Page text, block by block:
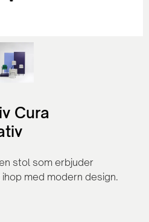
Cura
stol som erbjuder
med modern design.